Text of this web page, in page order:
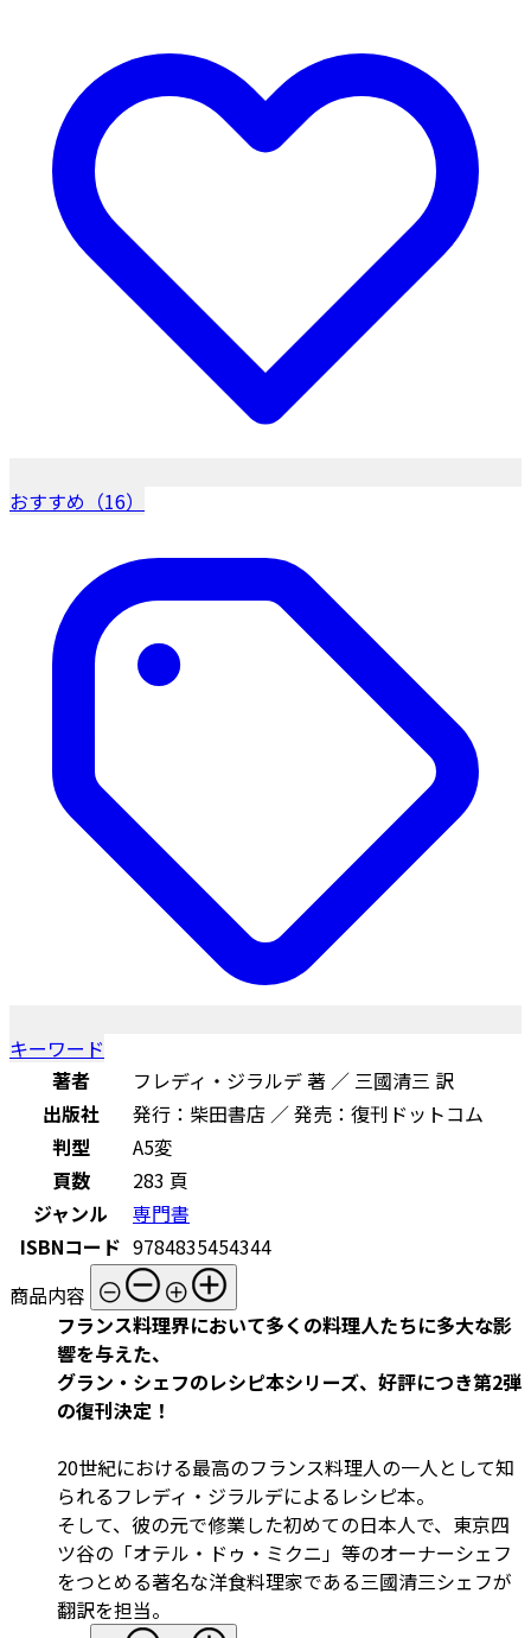
おすすめ（16）
キーワード
著者
フレディ・ジラルデ 著 ／ 三國清三 訳
出版社
発行：柴田書店 ／ 発売：復刊ドットコム
判型
A5変
頁数
283 頁
ジャンル
専門書
ISBNコード 9784835454344
商品内容
フランス料理界において多くの料理人たちに多大な影
響を与えた、
グラン・シェフのレシピ本シリーズ、好評につき第2弾
の復刊決定！
20世紀における最高のフランス料理人の一人として知
られるフレディ・ジラルデによるレシピ本。
そして、彼の元で修業した初めての日本人で、東京四
ツ谷の「オテル・ドゥ・ミクニ」等のオーナーシェフ
をつとめる著名な洋食料理家である三國清三シェフが
翻訳を担当。